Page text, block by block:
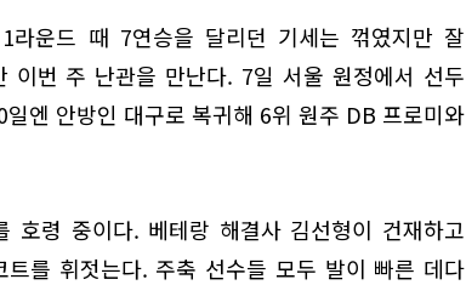
라운드 때 7연승을 달리던 기세는 꺾였지만 잘
이번 주 난관을 만난다. 7일 서울 원정에서 선두
엔 안방인 대구로 복귀해 6위 원주 DB 프로미와
호령 중이다. 베테랑 해결사 김선형이 건재하고
를 휘젓는다. 주축 선수들 모두 발이 빠른 데다